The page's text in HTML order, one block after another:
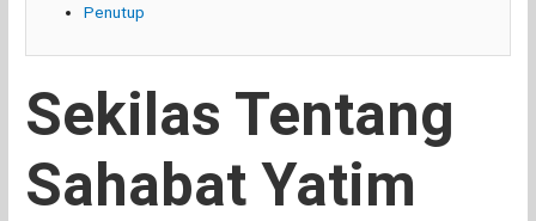
Penutup
Sekilas Tentang
Sahabat Yatim